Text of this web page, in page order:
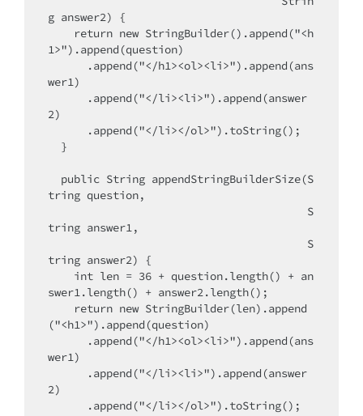
g answer2) {
1>").append(question)
wer1)
2)
tring question,
tring answer1,
tring answer2) {
swer1.length() + answer2.length();
("<h1>").append(question)
wer1)
2)